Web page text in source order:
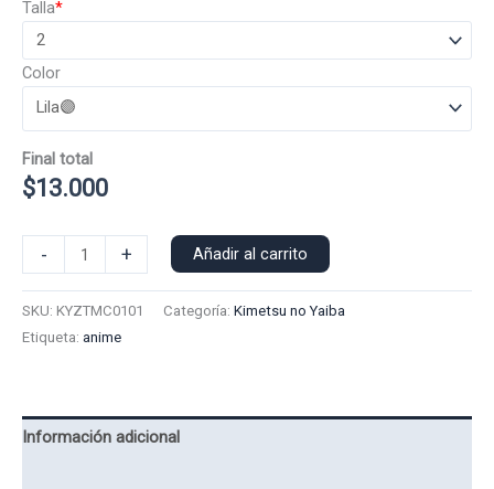
*
Talla
Color
Final total
$13.000
-
Manga
+ Añadir al carrito
SKU: KYZTMC0101 Categoría: Kimetsu no Yaiba
Etiqueta: anime
Información adicional